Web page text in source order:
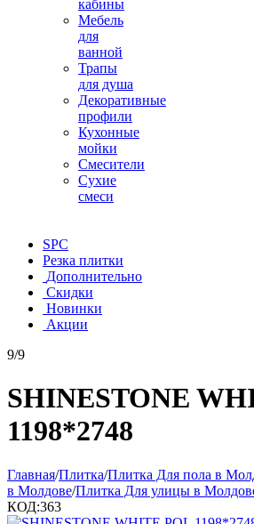
кабины
Мебель
для
ванной
Трапы
для душа
Декоративные
профили
Кухонные
мойки
Смесители
Сухие
смеси
SPC
Резка плитки
Дополнительно
Скидки
Новинки
Акции
9/9
SHINESTONE
1198*2748
Главная/Плитка/Плитка Для пола в
в Молдове/Плитка Для улицы в
КОД:363